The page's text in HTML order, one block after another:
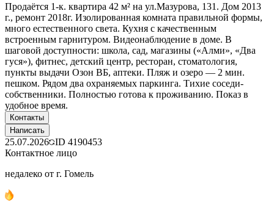
Продаётся 1-к. квартира 42 м² на ул.Мазурова, 131. Дом 2013
г., ремонт 2018г. Изолированная комната правильной формы,
много естественного света. Кухня с качественным
встроенным гарнитуром. Видеонаблюдение в доме. В
шаговой доступности: школа, сад, магазины («Алми», «Два
гуся»), фитнес, детский центр, ресторан, стоматология,
пункты выдачи Озон ВБ, аптеки. Пляж и озеро — 2 мин.
пешком. Рядом два охраняемых паркинга. Тихие соседи-
собственники. Полностью готова к проживанию. Показ в
удобное время.
Контакты
Написать
25.07.2026 ID 4190453
Контактное лицо
недалеко от г. Гомель